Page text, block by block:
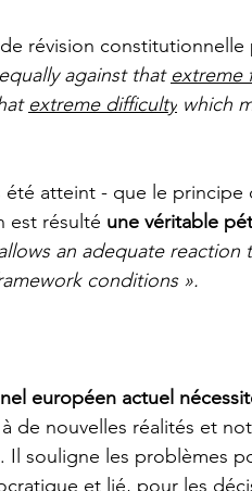
révision constitutionnelle
against that extreme
extreme difficulty which
atteint - que le principe
est résulté une véritable
an adequate reaction
conditions ».
européen actuel
de nouvelles réalités et
Il souligne les problèmes
et lié, pour les